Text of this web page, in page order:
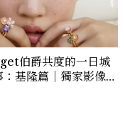
伯爵共度的一日城
：基隆篇｜獨家影像故